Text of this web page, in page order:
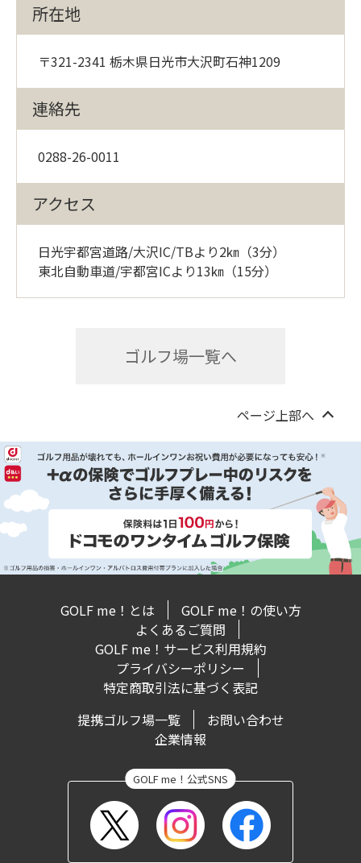
所在地
〒321-2341 栃木県日光市大沢町石神1209
連絡先
0288-26-0011
アクセス
日光宇都宮道路/大沢IC/TBより2㎞（3分）
東北自動車道/宇都宮ICより13㎞（15分）
ゴルフ場一覧へ
ページ上部へ
GOLF me！とは
GOLF me！の使い方
よくあるご質問
GOLF me！サービス利用規約
プライバシーポリシー
特定商取引法に基づく表記
提携ゴルフ場一覧
お問い合わせ
企業情報